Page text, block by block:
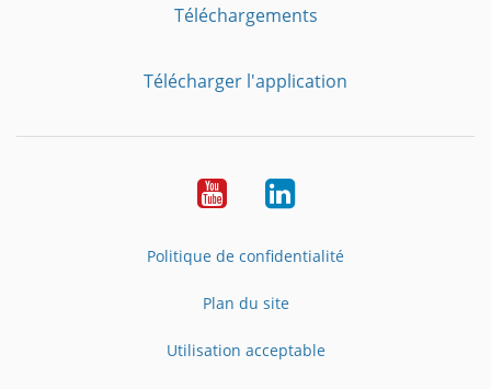
Téléchargements
Télécharger l'application
YouTubeLinkedIn
Politique de confidentialité
Plan du site
Utilisation acceptable